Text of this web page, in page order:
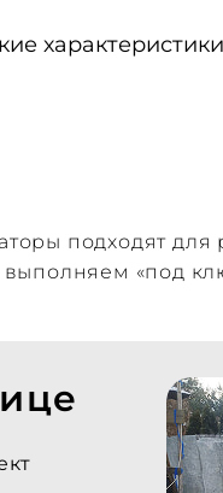
подходят
выполняем «под